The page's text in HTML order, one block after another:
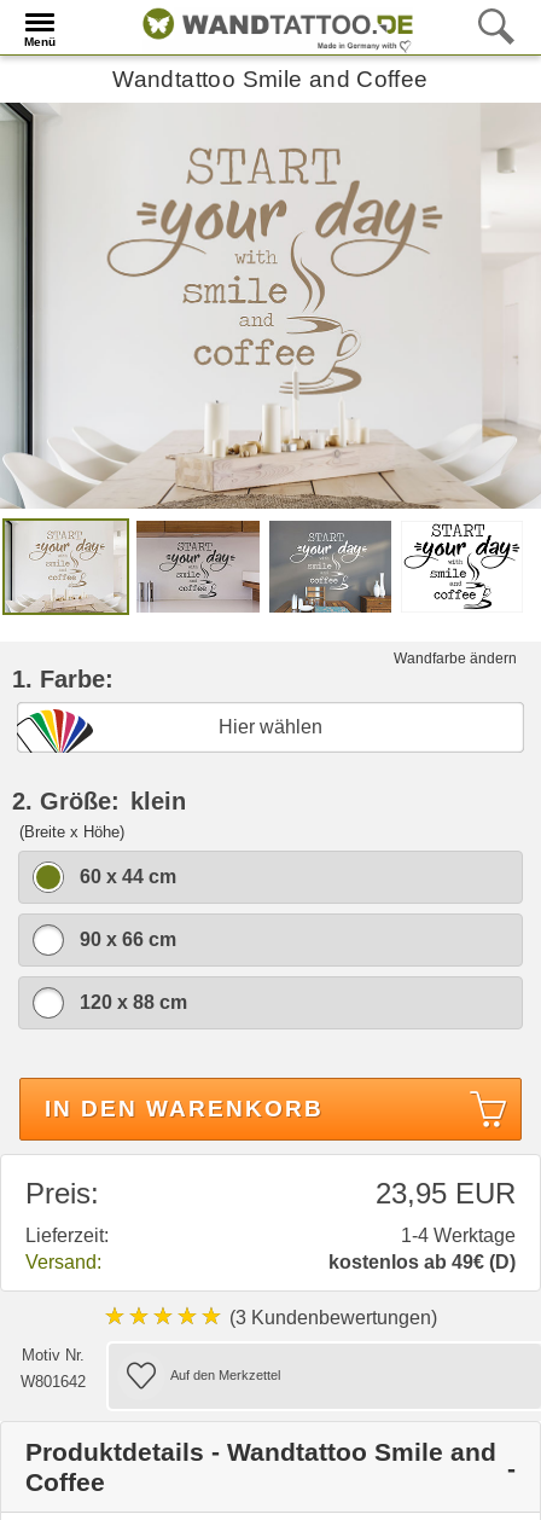
Menü
Wandtattoo Smile and Coffee
Wandfarbe ändern
1. Farbe:
Hier wählen
2. Größe: klein
(Breite x Höhe)
60 x 44 cm
90 x 66 cm
120 x 88 cm
IN DEN WARENKORB
Preis: 23,95 EUR
Lieferzeit:
1-4 Werktage
Versand:
kostenlos ab 49€ (D)
★★★★★ (3 Kundenbewertungen)
Motiv Nr.
W801642
Produktdetails - Wandtattoo Smile and
Coffee